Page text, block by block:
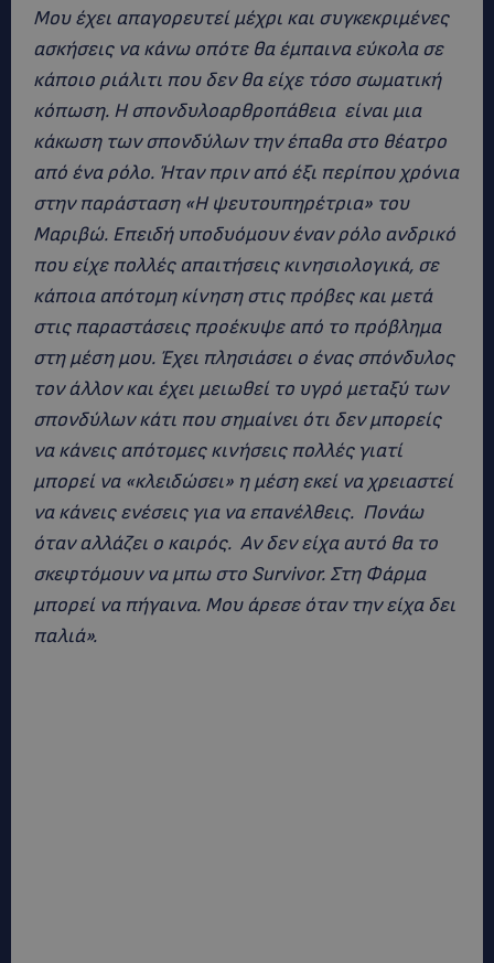
Μου έχει απαγορευτεί μέχρι και συγκεκριμένες
ασκήσεις να κάνω οπότε θα έμπαινα εύκολα σε
κάποιο ριάλιτι που δεν θα είχε τόσο σωματική
κόπωση. Η σπονδυλοαρθροπάθεια είναι μια
κάκωση των σπονδύλων την έπαθα στο θέατρο
από ένα ρόλο. Ήταν πριν από έξι περίπου χρόνια
στην παράσταση «Η ψευτουπηρέτρια» του
Μαριβώ. Επειδή υποδυόμουν έναν ρόλο ανδρικό
που είχε πολλές απαιτήσεις κινησιολογικά, σε
κάποια απότομη κίνηση στις πρόβες και μετά
στις παραστάσεις προέκυψε από το πρόβλημα
στη μέση μου. Έχει πλησιάσει ο ένας σπόνδυλος
τον άλλον και έχει μειωθεί το υγρό μεταξύ των
σπονδύλων κάτι που σημαίνει ότι δεν μπορείς
να κάνεις απότομες κινήσεις πολλές γιατί
μπορεί να «κλειδώσει» η μέση εκεί να χρειαστεί
να κάνεις ενέσεις για να επανέλθεις. Πονάω
όταν αλλάζει ο καιρός. Αν δεν είχα αυτό θα το
σκεφτόμουν να μπω στο Survivor. Στη Φάρμα
μπορεί να πήγαινα. Μου άρεσε όταν την είχα δει
παλιά».